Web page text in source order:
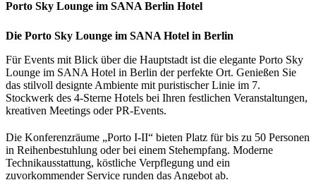
Porto Sky Lounge im SANA Berlin Hotel
Die Porto Sky Lounge im SANA Hotel in Berlin
Für Events mit Blick über die Hauptstadt ist die elegante Porto Sky
Lounge im SANA Hotel in Berlin der perfekte Ort. Genießen Sie
das stilvoll designte Ambiente mit puristischer Linie im 7.
Stockwerk des 4-Sterne Hotels bei Ihren festlichen Veranstaltungen,
kreativen Meetings oder PR-Events.
Die Konferenzräume „Porto I-II“ bieten Platz für bis zu 50 Personen
in Reihenbestuhlung oder bei einem Stehempfang. Moderne
Technikausstattung, köstliche Verpflegung und ein
zuvorkommender Service runden das Angebot ab.